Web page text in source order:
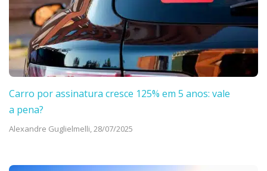
Carro por assinatura cresce 125% em 5 anos: vale
a pena?
Alexandre Guglielmelli,28/07/2025